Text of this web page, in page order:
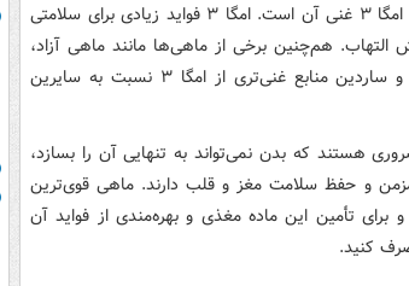
یکی از ویژگی‌های برجسته ماهی، محتوای امگا ۳ غنی آن است. امگا ۳ فواید زیادی برای سلامتی
التهاب. هم‌چنین برخی از ماهی‌ها مانند ماهی آزاد،
ماهی خال مخالی، ماهی تن، شاه‌ماهی و ساردین منابع غنی‌تری از امگا ۳ نسبت به سایرین
ماده مغذی ضروری هستند که بدن نمی‌تواند به تنهایی آن را بسازد،
مزمن و حفظ سلامت مغز و قلب دارند. ماهی قوی‌ترین
اسیدهای چرب امگا ۳ است و برای تأمین این ماده مغذی و بهره‌مندی از فواید آن
کنید.